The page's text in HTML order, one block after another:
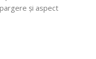
și aspect